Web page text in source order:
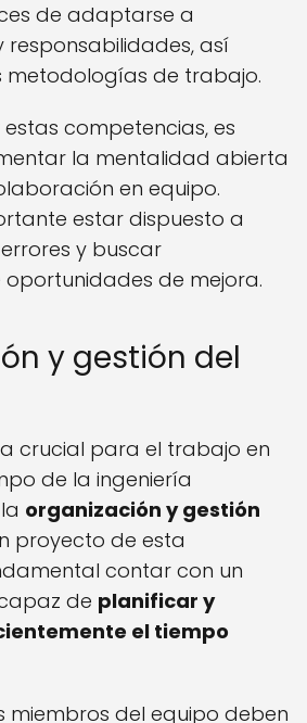
de adaptarse a
responsabilidades, así
metodologías de trabajo.
competencias, es
la mentalidad abierta
en equipo.
estar dispuesto a
y buscar
de mejora.
y gestión del
crucial para el trabajo en
de la ingeniería
organización y gestión
proyecto de esta
contar con un
de planificar y
el tiempo
miembros del equipo deben